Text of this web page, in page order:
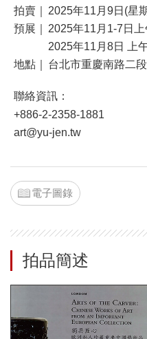
拍賣｜
2025年11月9日(星
預展｜
2025年11月1-7日
2025年11月8日 上
地點｜
台北市重慶南路二
聯絡資訊：
+886-2-2358-1881
art@yu-jen.tw
電子圖錄
拍品簡述